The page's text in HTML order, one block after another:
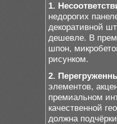
1.
недорогих
декоративной
дешевле. В
шпон,
рисунком.
2.
элементов,
премиальном
качественной
должна